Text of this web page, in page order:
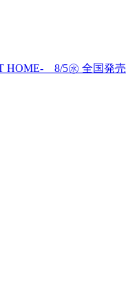
HOME- 8/5㊌ 全国発売